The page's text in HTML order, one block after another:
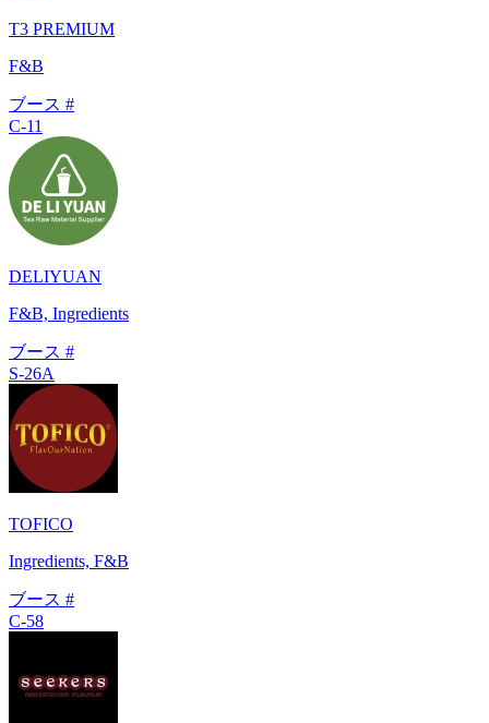
T3 PREMIUM
F&B
ブース #
C-11
DELIYUAN
F&B, Ingredients
ブース #
S-26A
TOFICO
Ingredients, F&B
ブース #
C-58